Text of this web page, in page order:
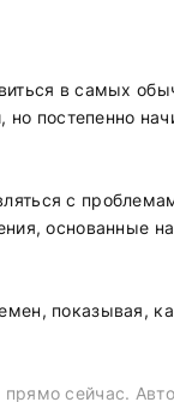
в самых
постепенно
с
основанные на
показывая,
прямо сейчас.